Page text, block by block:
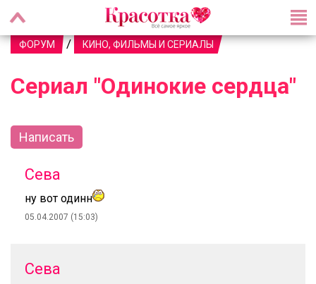
ФОРУМ / КИНО, ФИЛЬМЫ И СЕРИАЛЫ
Сериал "Одинокие сердца"
Написать
Сева
ну вот одинн
05.04.2007 (15:03)
Сева